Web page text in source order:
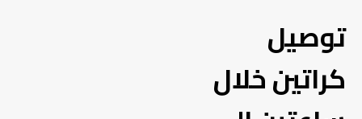
توصيل
كراتين خلال